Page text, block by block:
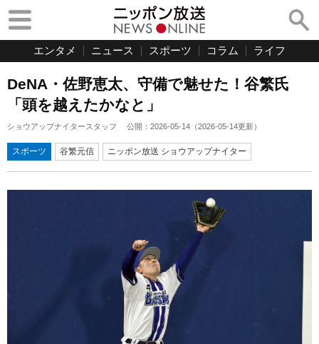
エンタメ ニュース スポーツ コラム ライフ
DeNA・佐野恵太、守備で魅せた！谷繁氏
「頭を越えたかなと」
ショウアップナイタースタッフ 公開： 2026-05-14 （2026-05-14更新）
スポーツ 谷繁元信 ニッポン放送 ショウアップナイター